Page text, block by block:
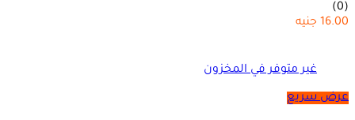
(0)
16.00 جنيه
غير متوفر في المخزون
عرض سريع